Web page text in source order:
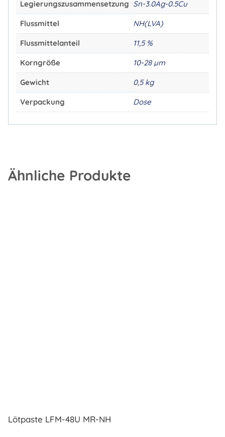
Legierungszusammensetzung Sn-3.0Ag-0.5Cu
Flussmittel NH(LVA)
Flussmittelanteil 11,5 %
Korngröße 10-28 µm
Gewicht 0,5 kg
Verpackung Dose
Ähnliche Produkte
Lötpaste LFM-48U MR-NH